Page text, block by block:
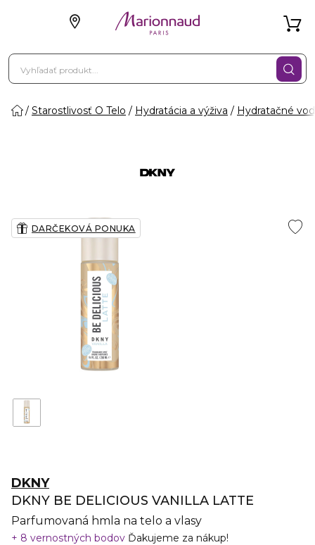
Starostlivosť O Telo Hydratácia a výživa Hydratačné
DARČEKOVÁ PONUKA
DKNY
DKNY BE DELICIOUS VANILLA LATTE
Parfumovaná hmla na telo a vlasy
8 vernostných bodov Ďakujeme za nákup!